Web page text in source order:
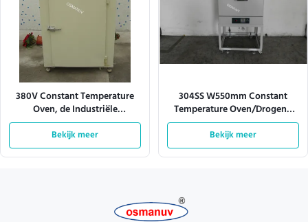
380V Constant Temperature
Oven, de Industriële
Droogoven van l900mm
Bekijk meer
304SS W550mm Constant
Temperature Oven/Drogend
Oven Industrial
Bekijk meer